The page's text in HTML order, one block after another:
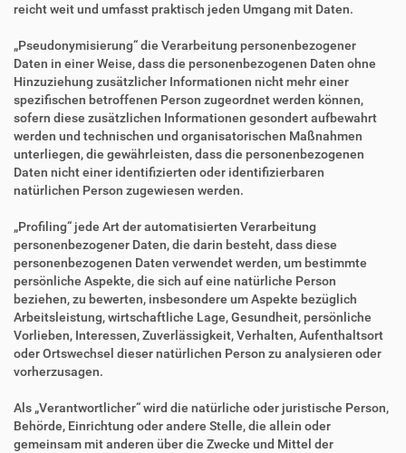
reicht weit und umfasst praktisch jeden Umgang mit Daten.
„Pseudonymisierung“ die Verarbeitung personenbezogener
Daten in einer Weise, dass die personenbezogenen Daten ohne
Hinzuziehung zusätzlicher Informationen nicht mehr einer
spezifischen betroffenen Person zugeordnet werden können,
sofern diese zusätzlichen Informationen gesondert aufbewahrt
werden und technischen und organisatorischen Maßnahmen
unterliegen, die gewährleisten, dass die personenbezogenen
Daten nicht einer identifizierten oder identifizierbaren
natürlichen Person zugewiesen werden.
„Profiling“ jede Art der automatisierten Verarbeitung
personenbezogener Daten, die darin besteht, dass diese
personenbezogenen Daten verwendet werden, um bestimmte
persönliche Aspekte, die sich auf eine natürliche Person
beziehen, zu bewerten, insbesondere um Aspekte bezüglich
Arbeitsleistung, wirtschaftliche Lage, Gesundheit, persönliche
Vorlieben, Interessen, Zuverlässigkeit, Verhalten, Aufenthaltsort
oder Ortswechsel dieser natürlichen Person zu analysieren oder
vorherzusagen.
Als „Verantwortlicher“ wird die natürliche oder juristische Person,
Behörde, Einrichtung oder andere Stelle, die allein oder
gemeinsam mit anderen über die Zwecke und Mittel der